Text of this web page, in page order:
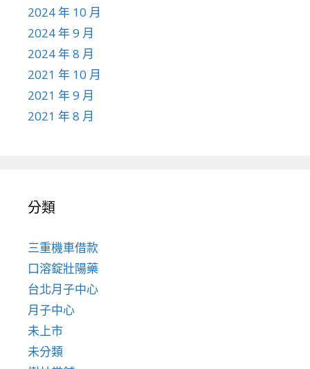
2024 年 10 月
2024 年 9 月
2024 年 8 月
2021 年 10 月
2021 年 9 月
2021 年 8 月
分類
三重機車借款
口溶錠壯陽藥
台北月子中心
月子中心
未上市
未分類